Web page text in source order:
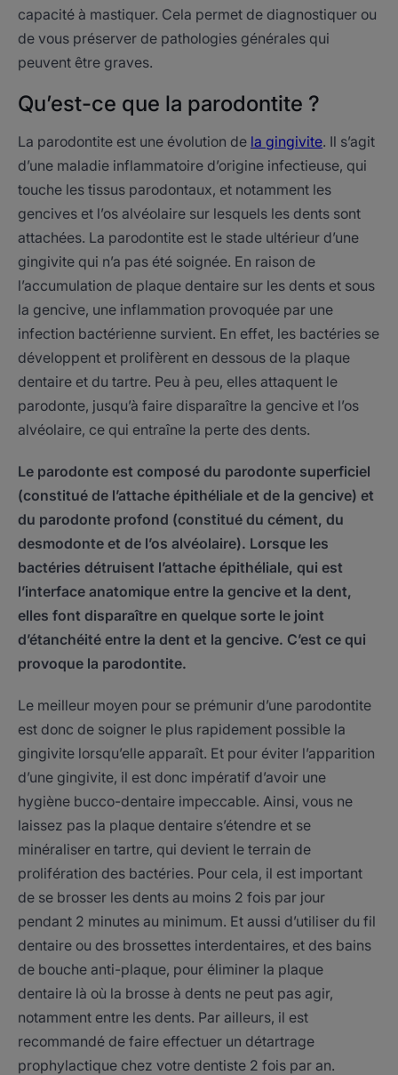
capacité à mastiquer. Cela permet de diagnostiquer ou
de vous préserver de pathologies générales qui
peuvent être graves.
Qu’est-ce que la parodontite ?
La parodontite est une évolution de la gingivite. Il s’agit
d’une maladie inflammatoire d’origine infectieuse, qui
touche les tissus parodontaux, et notamment les
gencives et l’os alvéolaire sur lesquels les dents sont
attachées. La parodontite est le stade ultérieur d’une
gingivite qui n’a pas été soignée. En raison de
l’accumulation de plaque dentaire sur les dents et sous
la gencive, une inflammation provoquée par une
infection bactérienne survient. En effet, les bactéries se
développent et prolifèrent en dessous de la plaque
dentaire et du tartre. Peu à peu, elles attaquent le
parodonte, jusqu’à faire disparaître la gencive et l’os
alvéolaire, ce qui entraîne la perte des dents.
Le parodonte est composé du parodonte superficiel
(constitué de l’attache épithéliale et de la gencive) et
du parodonte profond (constitué du cément, du
desmodonte et de l’os alvéolaire). Lorsque les
bactéries détruisent l’attache épithéliale, qui est
l’interface anatomique entre la gencive et la dent,
elles font disparaître en quelque sorte le joint
d’étanchéité entre la dent et la gencive. C’est ce qui
provoque la parodontite.
Le meilleur moyen pour se prémunir d’une parodontite
est donc de soigner le plus rapidement possible la
gingivite lorsqu’elle apparaît. Et pour éviter l’apparition
d’une gingivite, il est donc impératif d’avoir une
hygiène bucco-dentaire impeccable. Ainsi, vous ne
laissez pas la plaque dentaire s’étendre et se
minéraliser en tartre, qui devient le terrain de
prolifération des bactéries. Pour cela, il est important
de se brosser les dents au moins 2 fois par jour
pendant 2 minutes au minimum. Et aussi d’utiliser du fil
dentaire ou des brossettes interdentaires, et des bains
de bouche anti-plaque, pour éliminer la plaque
dentaire là où la brosse à dents ne peut pas agir,
notamment entre les dents. Par ailleurs, il est
recommandé de faire effectuer un détartrage
prophylactique chez votre dentiste 2 fois par an.